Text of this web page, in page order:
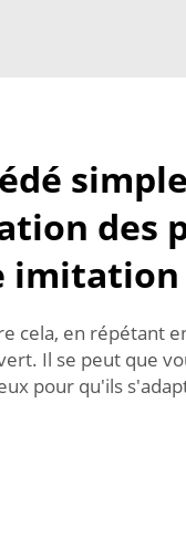
des
cela, en répétant
Il se peut que
pour qu'ils